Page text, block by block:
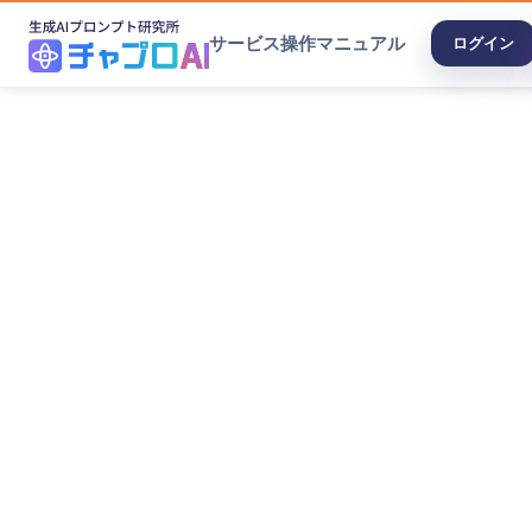
サービス操作マニュアル ログイン